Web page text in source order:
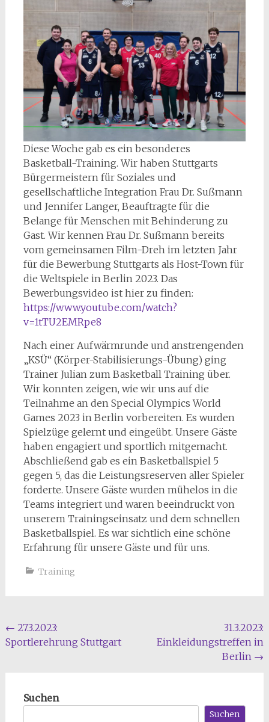
Diese Woche gab es ein besonderes
Basketball-Training. Wir haben Stuttgarts
Bürgermeistern für Soziales und
gesellschaftliche Integration Frau Dr. Sußmann
und Jennifer Langer, Beauftragte für die
Belange für Menschen mit Behinderung zu
Gast. Wir kennen Frau Dr. Sußmann bereits
vom gemeinsamen Film-Dreh im letzten Jahr
für die Bewerbung Stuttgarts als Host-Town für
die Weltspiele in Berlin 2023. Das
Bewerbungsvideo ist hier zu finden:
https://www.youtube.com/watch?
v=1tTU2EMRpe8
Nach einer Aufwärmrunde und anstrengenden
„KSÜ“ (Körper-Stabilisierungs-Übung) ging
Trainer Julian zum Basketball Training über.
Wir konnten zeigen, wie wir uns auf die
Teilnahme an den Special Olympics World
Games 2023 in Berlin vorbereiten. Es wurden
Spielzüge gelernt und eingeübt. Unsere Gäste
haben engagiert und sportlich mitgemacht.
Abschließend gab es ein Basketballspiel 5
gegen 5, das die Leistungsreserven aller Spieler
forderte. Unsere Gäste wurden mühelos in die
Teams integriert und waren beeindruckt von
unserem Trainingseinsatz und dem schnellen
Basketballspiel. Es war sichtlich eine schöne
Erfahrung für unsere Gäste und für uns.
Training
Beitragsnavigation
← 27.3.2023:
Sportlerehrung Stuttgart
31.3.2023:
Einkleidungstreffen in
Berlin →
Suchen
Suchen